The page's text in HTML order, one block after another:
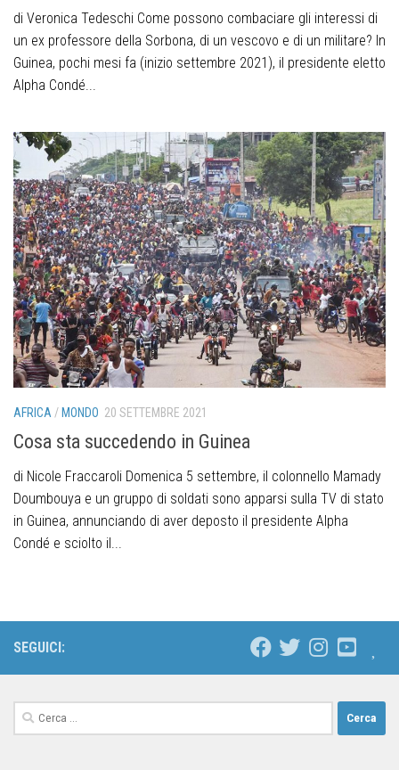
di Veronica Tedeschi Come possono combaciare gli interessi di
un ex professore della Sorbona, di un vescovo e di un militare? In
Guinea, pochi mesi fa (inizio settembre 2021), il presidente eletto
Alpha Condé...
AFRICA /MONDO 20 SETTEMBRE 2021
Cosa sta succedendo in Guinea
di Nicole Fraccaroli Domenica 5 settembre, il colonnello Mamady
Doumbouya e un gruppo di soldati sono apparsi sulla TV di stato
in Guinea, annunciando di aver deposto il presidente Alpha
Condé e sciolto il...
SEGUICI: